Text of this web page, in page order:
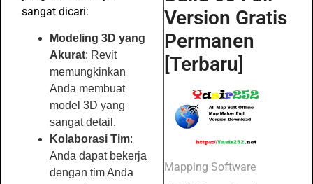
sangat dicari:
Modeling 3D yang
Akurat: Revit
memungkinkan
Anda membuat
model 3D yang
sangat detail.
Kolaborasi Tim:
Anda dapat bekerja
dengan tim Anda
Version Gratis
Permanen
[Terbaru]
Mapping Software